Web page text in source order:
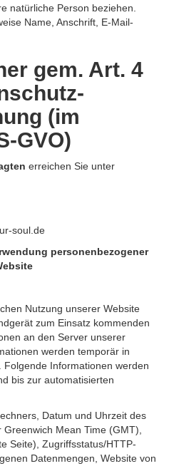
natürliche Person beziehen.
Name, Anschrift, E-Mail-
gem. Art. 4
(im
GVO)
erreichen Sie unter
soul.de
personenbezogener
Nutzung unserer Website
zum Einsatz kommenden
an den Server unserer
werden temporär in
Informationen werden
bis zur automatisierten
Datum und Uhrzeit des
Mean Time (GMT),
Seite), Zugriffsstatus/HTTP-
Datenmengen, Website von